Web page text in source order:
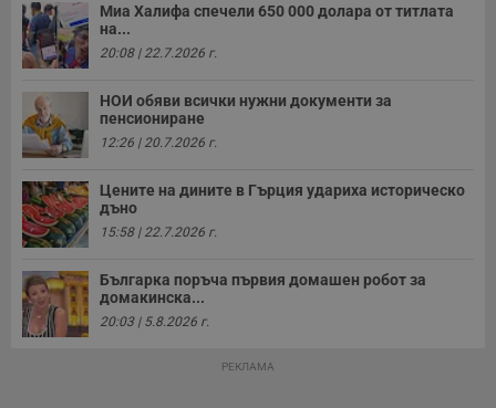
Миа Халифа спечели 650 000 долара от титлата
на...
20:08 | 22.7.2026 г.
НОИ обяви всички нужни документи за
пенсиониране
12:26 | 20.7.2026 г.
Цените на дините в Гърция удариха историческо
дъно
15:58 | 22.7.2026 г.
Българка поръча първия домашен робот за
домакинска...
20:03 | 5.8.2026 г.
РЕКЛАМА